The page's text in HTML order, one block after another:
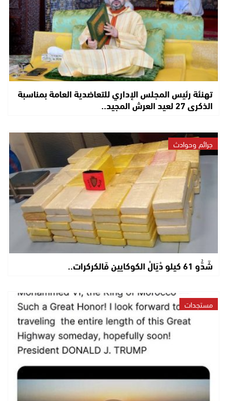
تهنئة رئيس المجلس الإداري للتعاضدية العامة بمناسبة
الذكرى 27 لعيد العرش المجيد..
جرائم وحوادث
شَدُّو 61 كيلو دْيَالْ الكوكايين فَالكركرات..
مستجدات